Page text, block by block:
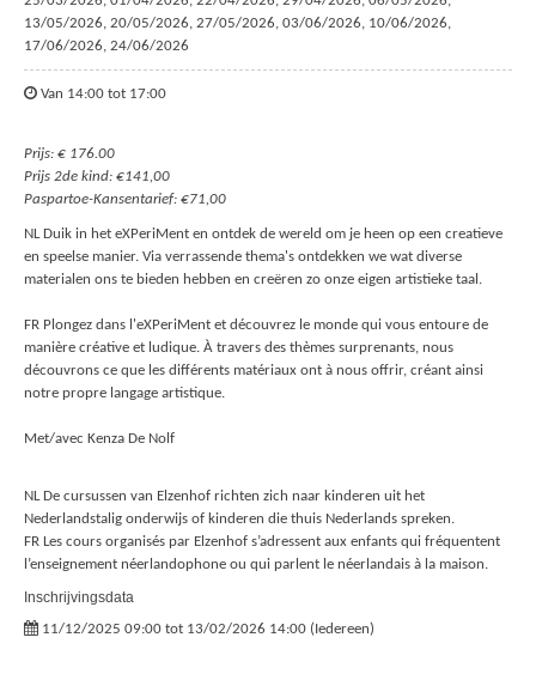
13/05/2026, 20/05/2026, 27/05/2026, 03/06/2026, 10/06/2026,
17/06/2026, 24/06/2026
Van 14:00 tot 17:00
Prijs: € 176.00
Prijs 2de kind: €141,00
Paspartoe-Kansentarief: €71,00
NL Duik in het eXPeriMent en ontdek de wereld om je heen op een creatieve
en speelse manier. Via verrassende thema's ontdekken we wat diverse
materialen ons te bieden hebben en creëren zo onze eigen artistieke taal.
FR Plongez dans l'eXPeriMent et découvrez le monde qui vous entoure de
manière créative et ludique. À travers des thèmes surprenants, nous
découvrons ce que les différents matériaux ont à nous offrir, créant ainsi
notre propre langage artistique.
Met/avec Kenza De Nolf
NL De cursussen van Elzenhof richten zich naar kinderen uit het
Nederlandstalig onderwijs of kinderen die thuis Nederlands spreken.
FR Les cours organisés par Elzenhof s’adressent aux enfants qui fréquentent
l’enseignement néerlandophone ou qui parlent le néerlandais à la maison.
Inschrijvingsdata
11/12/2025 09:00 tot 13/02/2026 14:00 (Iedereen)